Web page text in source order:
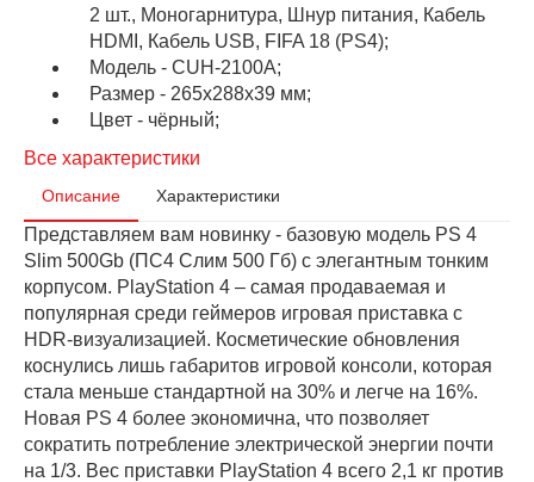
2 шт., Моногарнитура, Шнур питания, Кабель
HDMI, Кабель USB, FIFA 18 (PS4);
Модель - CUH-2100A;
Размер - 265x288x39 мм;
Цвет - чёрный;
Все характеристики
Описание Характеристики
Представляем вам новинку - базовую модель PS 4
Slim 500Gb (ПС4 Слим 500 Гб) с элегантным тонким
корпусом. PlayStation 4 – самая продаваемая и
популярная среди геймеров игровая приставка с
HDR-визуализацией. Косметические обновления
коснулись лишь габаритов игровой консоли, которая
стала меньше стандартной на 30% и легче на 16%.
Новая PS 4 более экономична, что позволяет
сократить потребление электрической энергии почти
на 1/3. Вес приставки PlayStation 4 всего 2,1 кг против